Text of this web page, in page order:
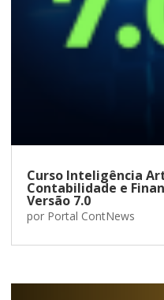
Curso Inteligência
Contabilidade e
Versão 7.0
por Portal ContNews